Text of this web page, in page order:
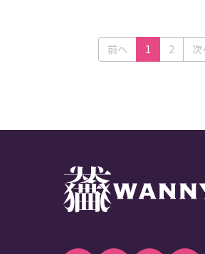
前へ 1 (current)
2 次